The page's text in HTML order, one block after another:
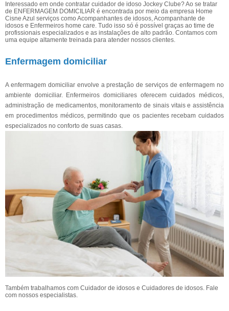
Interessado em onde contratar cuidador de idoso Jockey Clube? Ao se tratar
de ENFERMAGEM DOMICILIAR é encontrada por meio da empresa Home
Cisne Azul serviços como Acompanhantes de idosos, Acompanhante de
idosos e Enfermeiros home care. Tudo isso só é possível graças ao time de
profissionais especializados e as instalações de alto padrão. Contamos com
uma equipe altamente treinada para atender nossos clientes.
Enfermagem domiciliar
A enfermagem domiciliar envolve a prestação de serviços de enfermagem no
ambiente domiciliar. Enfermeiros domiciliares oferecem cuidados médicos,
administração de medicamentos, monitoramento de sinais vitais e assistência
em procedimentos médicos, permitindo que os pacientes recebam cuidados
especializados no conforto de suas casas.
Também trabalhamos com Cuidador de idosos e Cuidadores de idosos. Fale
com nossos especialistas.